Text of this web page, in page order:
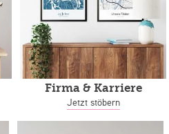
Firma & Karriere
Jetzt stöbern